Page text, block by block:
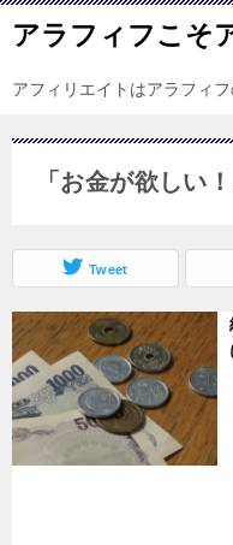
アラフィフこそ
アフィリエイトはアラフィ
「お金が欲しい
Tweet